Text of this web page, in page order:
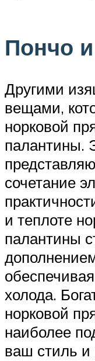
Пончо
Другими
вещами,
норковой
палантины.
сочетание
и теплоте
палантины
холода.
норковой
наиболее
ваш стиль и